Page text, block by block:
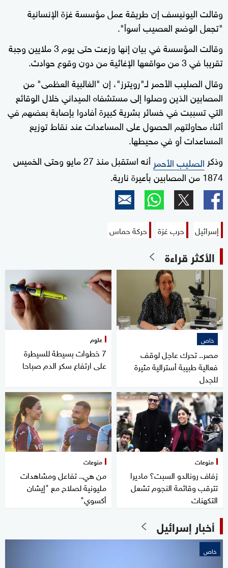
وقالت اليونيسف إن طريقة عمل مؤسسة غزة الإنسانية
"تجعل الوضع العصيب أسوأ".
وقالت المؤسسة في بيان إنها وزعت حتى يوم 3 ملايين وجبة
تقريبا في 3 من مواقعها الإغاثية من دون وقوع حوادث.
وقال الصليب الأحمر لـ"رويترز"، إن "الغالبية العظمى" من
المصابين الذين وصلوا إلى مستشفاه الميداني خلال الوقائع
التي تسببت في خسائر بشرية كبيرة أفادوا بإصابة بعضهم في
أثناء محاولتهم الحصول على المساعدات عند نقاط توزيع
المساعدات أو في محيطها.
وذكر الصليب الأحمر
أنه استقبل منذ 27 مايو وحتى الخميس
1874 من المصابين بأعيرة نارية.
إسرائيل حرب غزة حركة حماس
الأكثر قراءة
خاص
مصر.. تحرك عاجل لوقف
فعالية طبيبة أسترالية مثيرة
للجدل
علوم
7 خطوات بسيطة للسيطرة
على ارتفاع سكر الدم صباحا
منوعات
زفاف رونالدو السبت؟ ماديرا
تترقب وقائمة النجوم تشعل
التكهنات
منوعات
من هي.. تفاعل ومشاهدات
مليونية لصلاح مع "إيشان
أكسوي"
أخبار إسرائيل
خاص